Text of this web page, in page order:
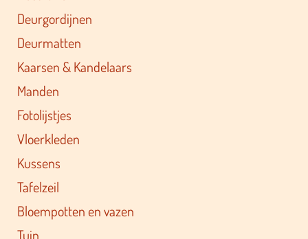
Deurgordijnen
Deurmatten
Kaarsen & Kandelaars
Manden
Fotolijstjes
Vloerkleden
Kussens
Tafelzeil
Bloempotten en vazen
Tuin